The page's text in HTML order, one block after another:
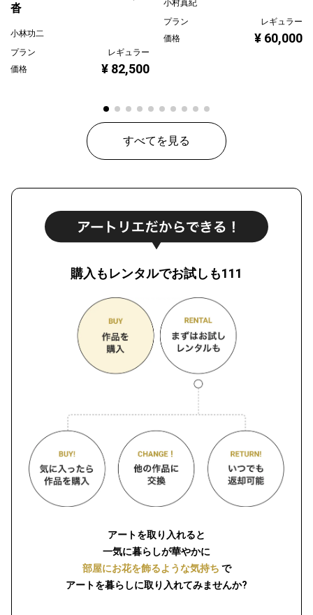
沓
小林功二
プラン
レギュラー
価格
¥ 82,500
小村真紀
プラン
レギュラー
価格
¥ 60,000
すべてを見る
購入もレンタルでお試しも111
アートを取り入れると
一気に暮らしが華やかに
部屋にお花を飾るような気持ち で
アートを暮らしに取り入れてみませんか?